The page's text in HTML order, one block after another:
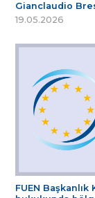
Gianclaudio
19.05.2026
FUEN Başkanlık